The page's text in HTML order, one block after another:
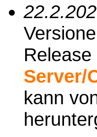
Release
Server/
kann